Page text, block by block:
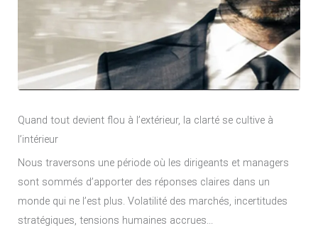
Quand tout devient flou à l’extérieur, la clarté se cultive à
l’intérieur
Nous traversons une période où les dirigeants et managers
sont sommés d’apporter des réponses claires dans un
monde qui ne l’est plus. Volatilité des marchés, incertitudes
stratégiques, tensions humaines accrues...